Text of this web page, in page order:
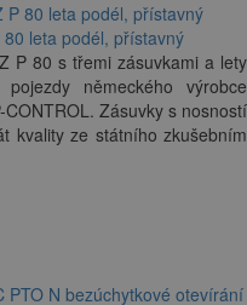
leta podél, přístavný
P 80 s třemi zásuvkami a lety
německého výrobce
Zásuvky s nosností
kvality ze státního zkušebním